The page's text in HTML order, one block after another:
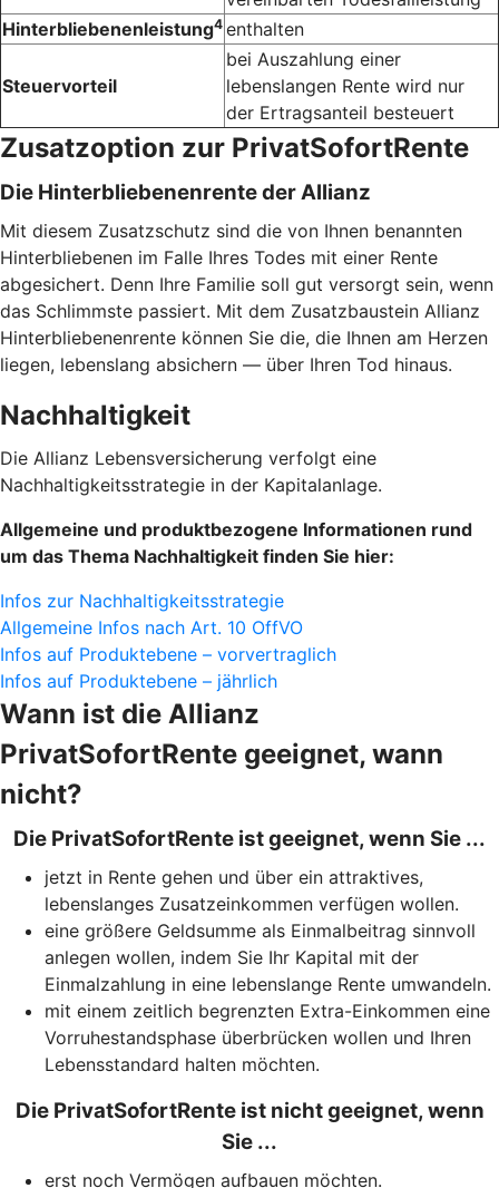
Hinterbliebenenleistung4 enthalten
Steuervorteil
bei Auszahlung einer
lebenslangen Rente wird nur
der Ertragsanteil besteuert
Zusatzoption zur PrivatSofortRente
Die Hinterbliebenenrente der Allianz
Mit diesem Zusatzschutz sind die von Ihnen benannten
Hinterbliebenen im Falle Ihres Todes mit einer Rente
abgesichert. Denn Ihre Familie soll gut versorgt sein, wenn
das Schlimmste passiert. Mit dem Zusatzbaustein Allianz
Hinterbliebenenrente können Sie die, die Ihnen am Herzen
liegen, lebenslang absichern — über Ihren Tod hinaus.
Nachhaltigkeit
Die Allianz Lebensversicherung verfolgt eine
Nachhaltigkeitsstrategie in der Kapitalanlage.
Allgemeine und produktbezogene Informationen rund
um das Thema Nachhaltigkeit finden Sie hier:
Infos zur Nachhaltigkeitsstrategie
Allgemeine Infos nach Art. 10 OffVO
Infos auf Produktebene – vorvertraglich
Infos auf Produktebene – jährlich
Wann ist die Allianz
PrivatSofortRente geeignet, wann
nicht?
Die PrivatSofortRente ist geeignet, wenn Sie ...
jetzt in Rente gehen und über ein attraktives,
lebenslanges Zusatzeinkommen verfügen wollen.
eine größere Geldsumme als Einmalbeitrag sinnvoll
anlegen wollen, indem Sie Ihr Kapital mit der
Einmalzahlung in eine lebenslange Rente umwandeln.
mit einem zeitlich begrenzten Extra-Einkommen eine
Vorruhestandsphase überbrücken wollen und Ihren
Lebensstandard halten möchten.
Die PrivatSofortRente ist nicht geeignet, wenn
Sie ...
erst noch Vermögen aufbauen möchten.